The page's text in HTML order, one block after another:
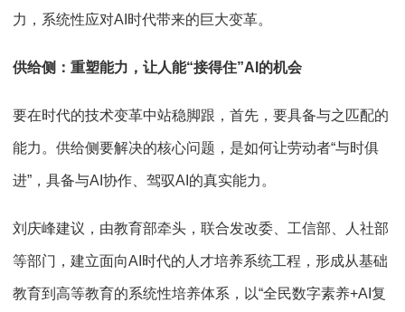
力，系统性应对AI时代带来的巨大变革。
供给侧：重塑能力，让人能“接得住”AI的机会
要在时代的技术变革中站稳脚跟，首先，要具备与之匹配的
能力。供给侧要解决的核心问题，是如何让劳动者“与时俱
进”，具备与AI协作、驾驭AI的真实能力。
刘庆峰建议，由教育部牵头，联合发改委、工信部、人社部
等部门，建立面向AI时代的人才培养系统工程，形成从基础
教育到高等教育的系统性培养体系，以“全民数字素养+AI复